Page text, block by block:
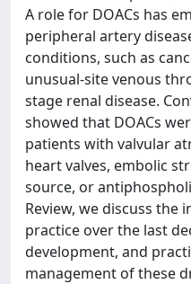
A role for DOACs has
peripheral artery
conditions, such as
unusual-site venous
stage renal disease.
showed that DOACs
patients with valvular
heart valves, embolic
source, or
Review, we discuss the
practice over the last
development, and
management of these